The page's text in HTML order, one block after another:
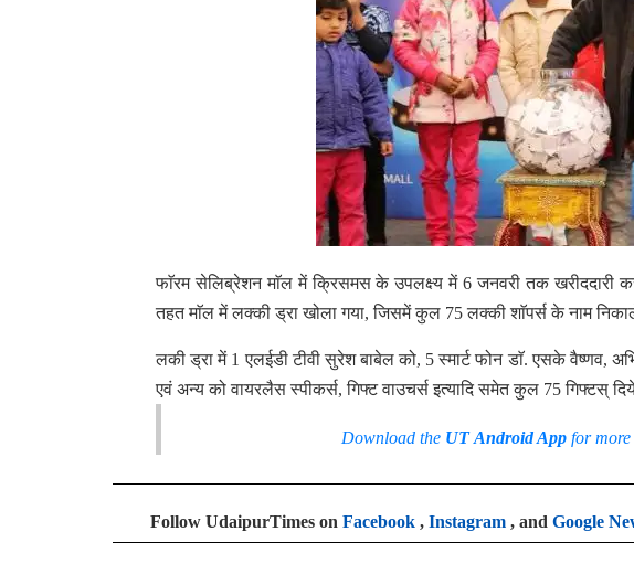
फाॅरम सेलिब्रेशन माॅल में क्रिसमस के उपलक्ष्य में 6 जनवरी तक खरीददारी
तहत माॅल में लक्की ड्रा खोला गया, जिसमें कुल 75 लक्की शाॅपर्स के नाम
लकी ड्रा में 1 एलईडी टीवी सुरेश बाबेल को, 5 स्मार्ट फोन डाॅ. एसके वैष्णव,
एवं अन्य को वायरलैस स्पीकर्स, गिफ्ट वाउचर्स इत्यादि समेत कुल 75 गिफ्टस्
Download the UT Android App for
Follow UdaipurTimes on Facebook , Instagram , and Google